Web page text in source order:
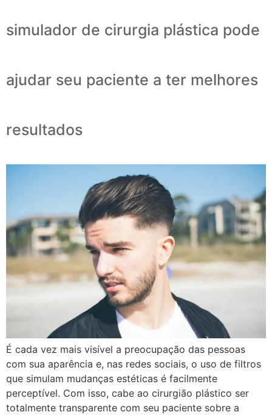
simulador de cirurgia plástica pode
ajudar seu paciente a ter melhores
resultados
É cada vez mais visível a preocupação das pessoas
com sua aparência e, nas redes sociais, o uso de filtros
que simulam mudanças estéticas é facilmente
perceptível. Com isso, cabe ao cirurgião plástico ser
totalmente transparente com seu paciente sobre a